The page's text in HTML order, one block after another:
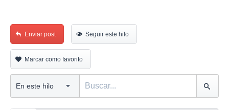
Enviar post Seguir este hilo
Marcar como favorito